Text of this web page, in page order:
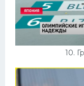
10.